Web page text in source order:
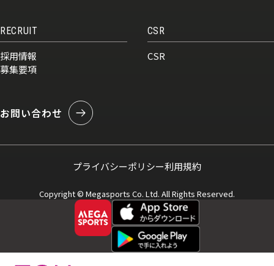
RECRUIT
採用情報
募集要項
CSR
CSR
お問い合わせ
プライバシーポリシー利用規約
Copyright © Megasports Co. Ltd. All Rights Reserved.